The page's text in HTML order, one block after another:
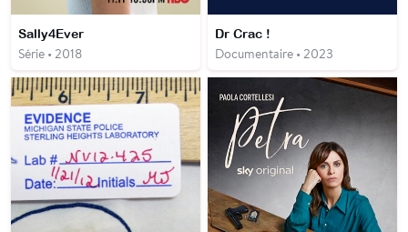
Sally4Ever
Série • 2018
Dr Crac !
Documentaire • 2023